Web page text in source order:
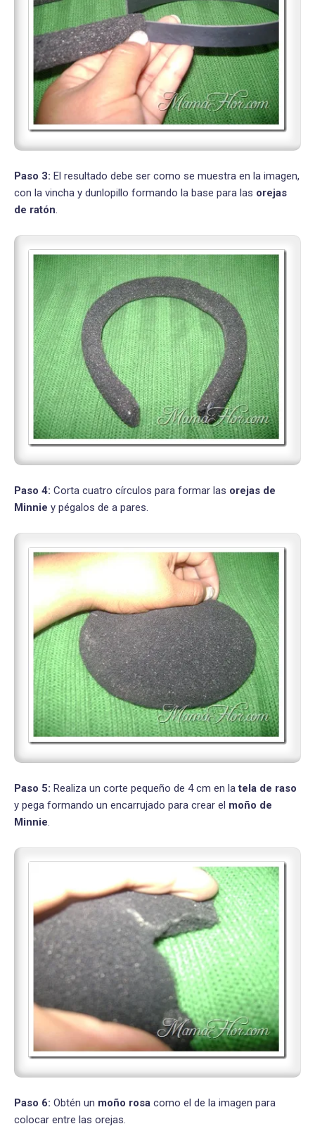
Paso 3: El resultado debe ser como se muestra en la imagen,
con la vincha y dunlopillo formando la base para las orejas
de ratón
Paso 4: Corta cuatro círculos para formar las orejas de
Minnie y pégalos de a pares.
Paso 5: Realiza un corte pequeño de 4 cm en latela de raso
y pega formando un encarrujado para crear el moño de
Minnie
Paso 6: Obtén un moño rosa como el de la imagen para
colocar entre las orejas.